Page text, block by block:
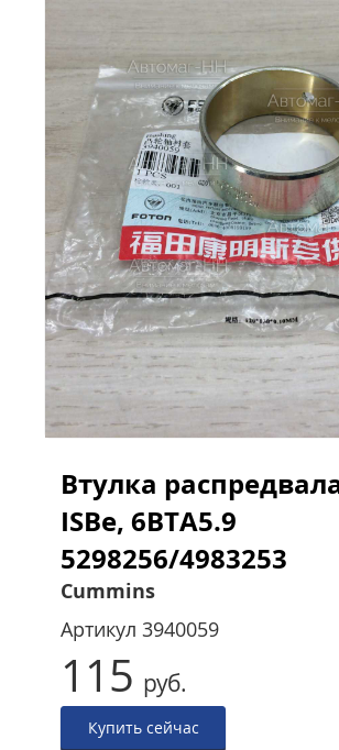
Втулка
ISBe, 6BTA5.9
5298256/4983253
Cummins
Артикул 3940059
115 руб.
Купить сейчас